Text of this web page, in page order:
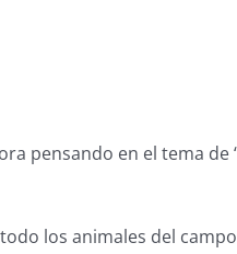
pensando en el tema de
los animales del